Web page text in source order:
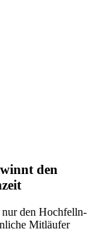
den
den Hochfelln-
Mitläufer